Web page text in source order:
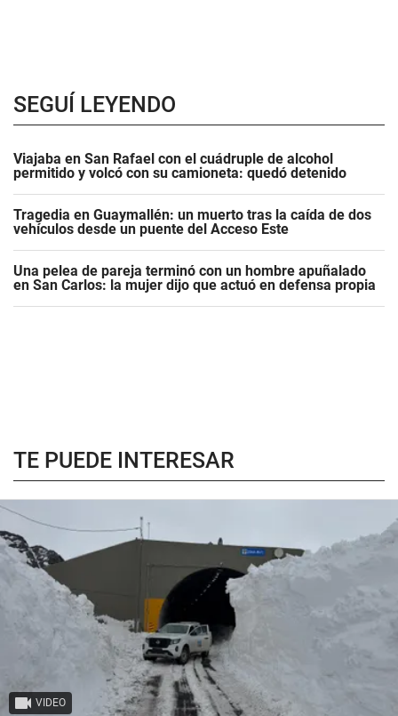
SEGUÍ LEYENDO
Viajaba en San Rafael con el cuádruple de alcohol
permitido y volcó con su camioneta: quedó detenido
Tragedia en Guaymallén: un muerto tras la caída de dos
vehículos desde un puente del Acceso Este
Una pelea de pareja terminó con un hombre apuñalado
en San Carlos: la mujer dijo que actuó en defensa propia
TE PUEDE INTERESAR
VIDEO